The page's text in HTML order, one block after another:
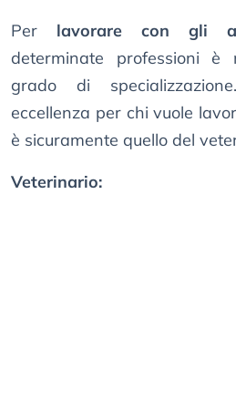
Per lavorare con gli
determinate professioni è
grado di
eccellenza per chi vuole
è sicuramente quello del
Veterinario: